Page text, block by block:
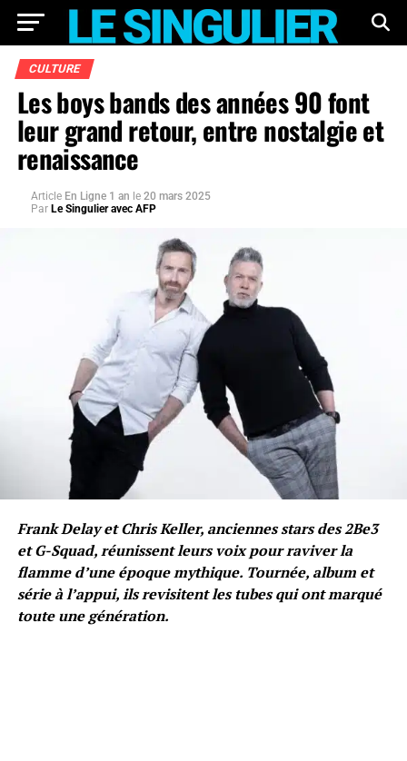
CULTURE
Les boys bands des années 90 font
leur grand retour, entre nostalgie et
renaissance
Article En Ligne 1 an le 20 mars 2025
Par Le Singulier avec AFP
Frank Delay et Chris Keller, anciennes stars des 2Be3
et G-Squad, réunissent leurs voix pour raviver la
flamme d’une époque mythique. Tournée, album et
série à l’appui, ils revisitent les tubes qui ont marqué
toute une génération.